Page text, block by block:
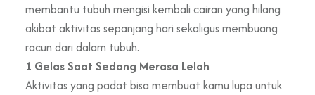
membantu tubuh mengisi kembali cairan yang hilang
akibat aktivitas sepanjang hari sekaligus membuang
racun dari dalam tubuh.
1 Gelas Saat Sedang Merasa Lelah
Aktivitas yang padat bisa membuat kamu lupa untuk